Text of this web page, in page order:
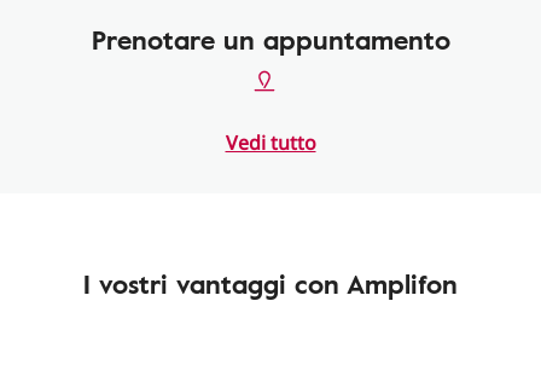
Prenotare un appuntamento
Vedi tutto
I vostri vantaggi con Amplifon